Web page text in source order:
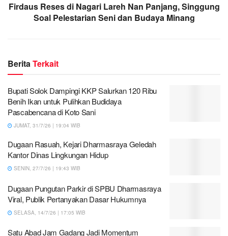
Firdaus Reses di Nagari Lareh Nan Panjang, Singgung
Soal Pelestarian Seni dan Budaya Minang
BeritaTerkait
Bupati Solok Dampingi KKP Salurkan 120 Ribu
Benih Ikan untuk Pulihkan Budidaya
Pascabencana di Koto Sani
JUMAT, 31/7/26 | 19:04 WIB
Dugaan Rasuah, Kejari Dharmasraya Geledah
Kantor Dinas Lingkungan Hidup
SENIN, 27/7/26 | 19:43 WIB
Dugaan Pungutan Parkir di SPBU Dharmasraya
Viral, Publik Pertanyakan Dasar Hukumnya
SELASA, 14/7/26 | 17:05 WIB
Satu Abad Jam Gadang Jadi Momentum